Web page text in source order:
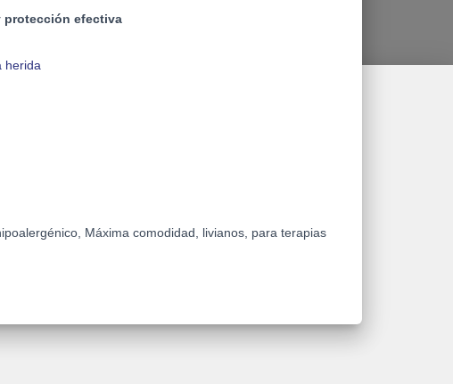
protección efectiva
herida
Máxima comodidad, livianos, para terapias